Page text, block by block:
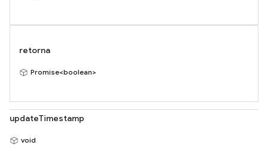
retorna
Promise<boolean>
updateTimestamp
void